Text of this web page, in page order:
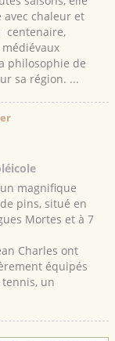
avec chaleur et
centenaire,
philosophie de
sa région. ...
magnifique
pins, situé en
Mortes et à 7
Charles ont
équipés
un